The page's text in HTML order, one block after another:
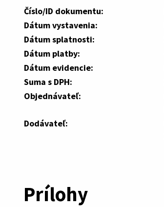
Číslo/ID dokumentu:
Dátum vystavenia:
Dátum splatnosti:
Dátum platby:
Dátum evidencie:
Suma s DPH:
Objednávateľ:
Dodávateľ:
Prílohy